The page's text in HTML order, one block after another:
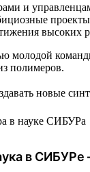
и
высоких
молодой
полимеров.
новые
в СИБУРе